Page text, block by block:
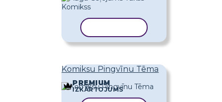
Komiksu Pingvīnu Tēma
PREMIUM
IZKĀRTOJUMS